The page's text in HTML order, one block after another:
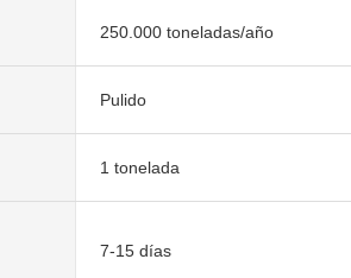
250.000 toneladas/año
Pulido
1 tonelada
7-15 días